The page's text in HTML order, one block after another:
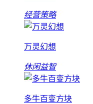
经营策略
万灵幻想
休闲益智
多牛百变方块